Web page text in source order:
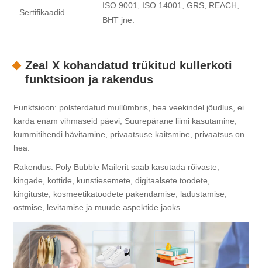
Sertifikaadid
ISO 9001, ISO 14001, GRS, REACH,
BHT jne.
Zeal X kohandatud trükitud kullerkoti
funktsioon ja rakendus
Funktsioon: polsterdatud mullümbris, hea veekindel jõudlus, ei
karda enam vihmaseid päevi; Suurepärane liimi kasutamine,
kummitihendi hävitamine, privaatsuse kaitsmine, privaatsus on
hea.
Rakendus: Poly Bubble Mailerit saab kasutada rõivaste,
kingade, kottide, kunstiesemete, digitaalsete toodete,
kingituste, kosmeetikatoodete pakendamise, ladustamise,
ostmise, levitamise ja muude aspektide jaoks.